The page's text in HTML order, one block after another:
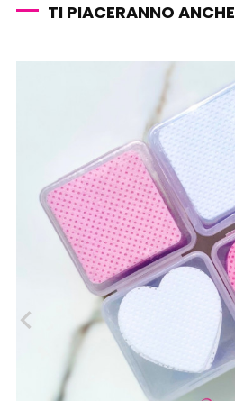
TI PIACERANNO ANCHE